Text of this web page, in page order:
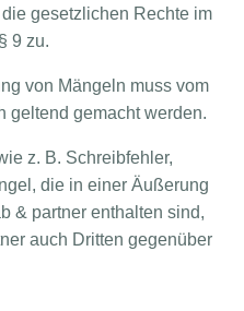
gesetzlichen Rechte im
9 zu.
von Mängeln muss vom
geltend gemacht werden.
z. B. Schreibfehler,
die in einer Äußerung
& partner enthalten sind,
auch Dritten gegenüber